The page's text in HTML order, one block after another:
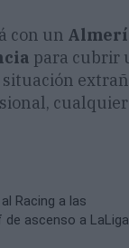
con un
para cubrir
Racing a las
ascenso a LaLiga